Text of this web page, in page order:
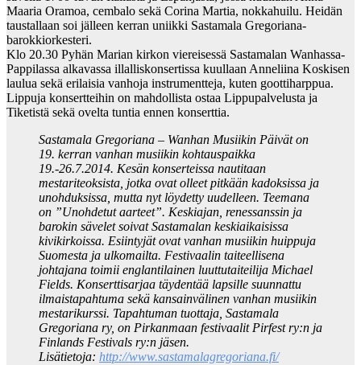
Maaria Oramoa, cembalo sekä Corina Martia, nokkahuilu. Heidän
taustallaan soi jälleen kerran uniikki Sastamala Gregoriana-
barokkiorkesteri.
Klo 20.30 Pyhän Marian kirkon viereisessä Sastamalan Wanhassa-
Pappilassa alkavassa illalliskonsertissa kuullaan Anneliina Koskisen
laulua sekä erilaisia vanhoja instrumentteja, kuten goottiharppua.
Lippuja konsertteihin on mahdollista ostaa Lippupalvelusta ja
Tiketistä sekä ovelta tuntia ennen konserttia.
Sastamala Gregoriana – Wanhan Musiikin Päivät on
19. kerran vanhan musiikin kohtauspaikka
19.-26.7.2014. Kesän konserteissa nautitaan
mestariteoksista, jotka ovat olleet pitkään kadoksissa ja
unohduksissa, mutta nyt löydetty uudelleen. Teemana
on ”Unohdetut aarteet”. Keskiajan, renessanssin ja
barokin sävelet soivat Sastamalan keskiaikaisissa
kivikirkoissa. Esiintyjät ovat vanhan musiikin huippuja
Suomesta ja ulkomailta. Festivaalin taiteellisena
johtajana toimii englantilainen luuttutaiteilija Michael
Fields. Konserttisarjaa täydentää lapsille suunnattu
ilmaistapahtuma sekä kansainvälinen vanhan musiikin
mestarikurssi. Tapahtuman tuottaja, Sastamala
Gregoriana ry, on Pirkanmaan festivaalit Pirfest ry:n ja
Finlands Festivals ry:n jäsen.
Lisätietoja: http://www.sastamalagregoriana.fi/